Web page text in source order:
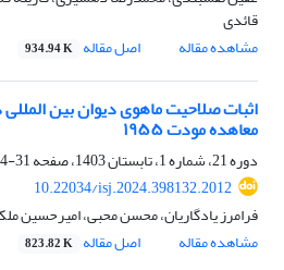
قائدی
مشاهده مقاله
اصل مقاله 934.94 K
اثبات صلاحیت ماهوی دیوان بین
معاهده مودت ۱۹۵۵
دوره 21، شماره 1، تابستان 1403، صفحه
31-54
10.22034/isj.2024.398132.2012
فرامرز یادگاریان، محسن محبی، امیرحسین
مشاهده مقاله
اصل مقاله 823.82 K